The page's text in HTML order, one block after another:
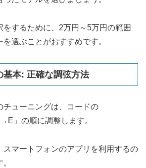
をするために、2万円～5万円の範囲
選ぶことがおすすめです。
基本: 正確な調弦方法
チューニングは、コードの
」の順に調整します。
スマートフォンのアプリを利用するの